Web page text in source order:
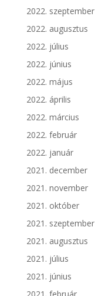
2022. szeptember
2022. augusztus
2022. július
2022. június
2022. május
2022. április
2022. március
2022. február
2022. január
2021. december
2021. november
2021. október
2021. szeptember
2021. augusztus
2021. július
2021. június